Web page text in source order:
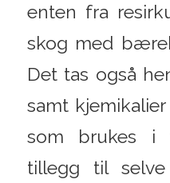
enten fra
skog med
Det tas også
samt
som brukes i
tillegg til